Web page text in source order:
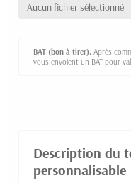
Aucun fichier sélectionné
BAT (bon à tirer). Après
vous envoient un BAT pour
Description du
personnalisable